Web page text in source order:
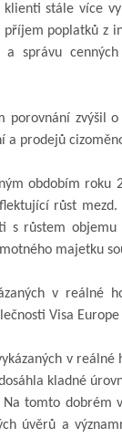
stále více
poplatků z
správu
porovnání zvýšil
a prodejů
obdobím roku
růst
s růstem
majetku
v reálné
Visa
v
kladné
tomto dobrém
úvěrů a